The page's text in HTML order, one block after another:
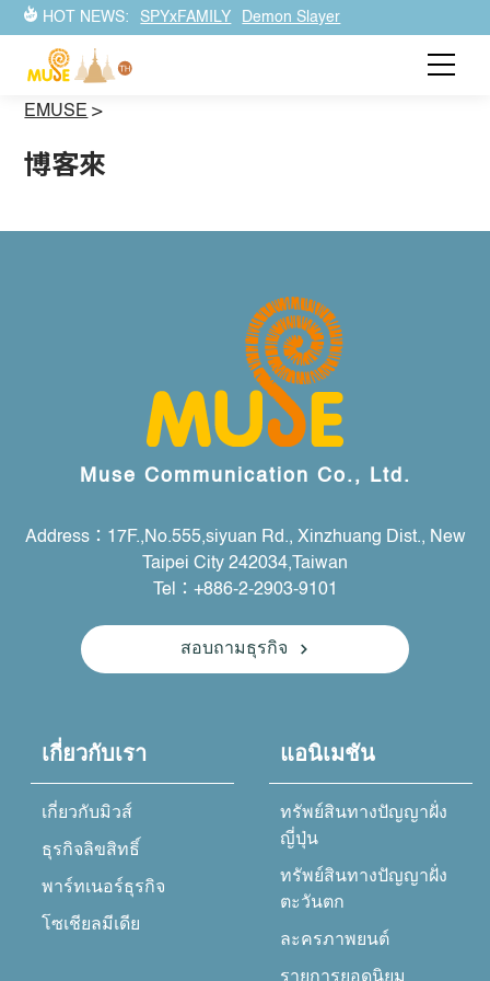
HOT NEWS: SPYxFAMILY Demon Slayer
EMUSE >
博客來
Muse Communication Co., Ltd.
Address：17F.,No.555,siyuan Rd., Xinzhuang Dist., New
Taipei City 242034,Taiwan
Tel：+886-2-2903-9101
สอบถามธุรกิจ
เกี่ยวกับเรา
เกี่ยวกับมิวส์
ธุรกิจลิขสิทธิ์
พาร์ทเนอร์ธุรกิจ
โซเชียลมีเดีย
แอนิเมชัน
ทรัพย์สินทางปัญญาฝั่ง
ญี่ปุ่น
ทรัพย์สินทางปัญญาฝั่ง
ตะวันตก
ละครภาพยนต์
รายการยอดนิยม